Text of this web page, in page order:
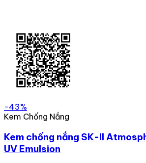
-43%
Kem Chống Nắng
Kem chống nắng SK-II
UV Emulsion